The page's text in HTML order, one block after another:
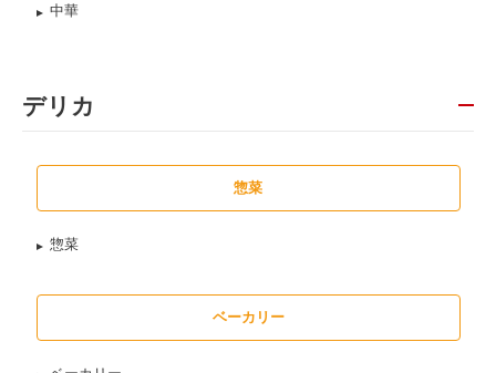
中華
デリカ
惣菜
惣菜
ベーカリー